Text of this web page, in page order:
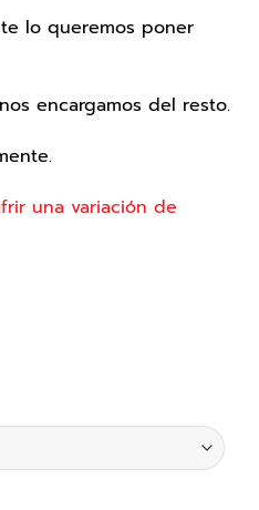
lo queremos poner
encargamos del resto.
una variación de